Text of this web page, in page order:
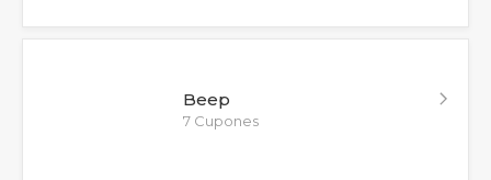
Beep
7 Cupones